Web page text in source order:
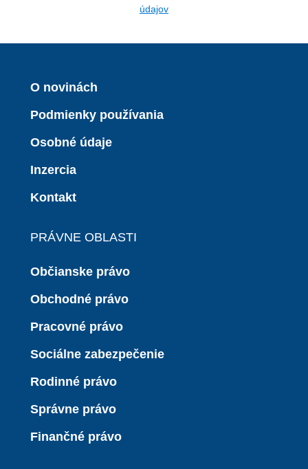
údajov
O novinách
Podmienky používania
Osobné údaje
Inzercia
Kontakt
PRÁVNE OBLASTI
Občianske právo
Obchodné právo
Pracovné právo
Sociálne zabezpečenie
Rodinné právo
Správne právo
Finančné právo